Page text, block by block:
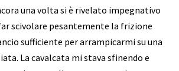
una volta si è rivelato impegnativo
scivolare pesantemente la frizione
sufficiente per arrampicarmi su una
La cavalcata mi stava sfinendo e